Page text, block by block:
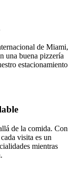
de Miami,
una buena pizzería
estacionamiento
de la comida. Con
visita es un
mientras